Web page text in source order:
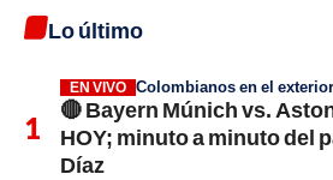
Lo último
EN VIVO Colombianos en el exterior
🔴 Bayern Múnich vs.
HOY; minuto a minuto del
Díaz